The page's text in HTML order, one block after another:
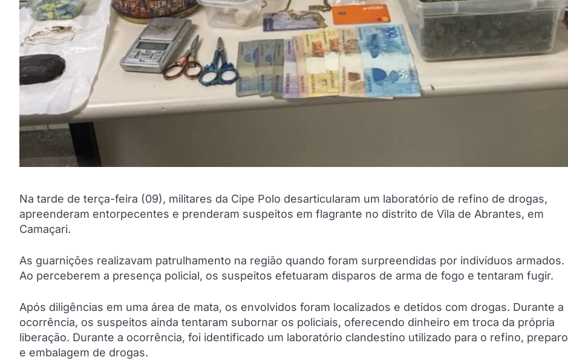
Na tarde de terça-feira (09), militares da Cipe Polo desarticularam um laboratório de refino de drogas,
apreenderam entorpecentes e prenderam suspeitos em flagrante no distrito de Vila de Abrantes, em
Camaçari.
As guarnições realizavam patrulhamento na região quando foram surpreendidas por indivíduos armados.
Ao perceberem a presença policial, os suspeitos efetuaram disparos de arma de fogo e tentaram fugir.
Após diligências em uma área de mata, os envolvidos foram localizados e detidos com drogas. Durante a
ocorrência, os suspeitos ainda tentaram subornar os policiais, oferecendo dinheiro em troca da própria
liberação. Durante a ocorrência, foi identificado um laboratório clandestino utilizado para o refino, preparo
e embalagem de drogas.